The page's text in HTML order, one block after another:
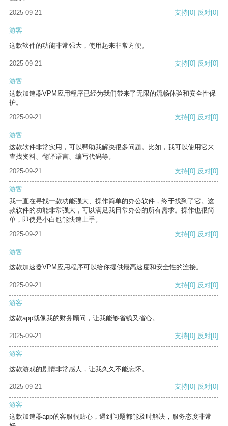
2025-09-21
支持[0] 反对[0]
游客
这款软件的功能非常强大，使用起来非常方便。
2025-09-21 支持[0] 反对[0]
游客
这款加速器VPM应用程序已经为我们带来了无限的流畅体验和安全性保
护。
2025-09-21
支持[0] 反对[0]
游客
这款软件非常实用，可以帮助我解决很多问题。比如，我可以使用它来
查找资料、翻译语言、编写代码等。
2025-09-21
支持[0] 反对[0]
游客
我一直在寻找一款功能强大、操作简单的办公软件，终于找到了它。这
款软件的功能非常强大，可以满足我日常办公的所有需求。操作也很简
单，即使是小白也能快速上手。
2025-09-21
支持[0] 反对[0]
游客
这款加速器VPM应用程序可以给你提供最高速度和安全性的连接。
2025-09-21 支持[0] 反对[0]
游客
这款app就像我的财务顾问，让我能够省钱又省心。
2025-09-21 支持[0] 反对[0]
游客
这款游戏的剧情非常感人，让我久久不能忘怀。
2025-09-21 支持[0] 反对[0]
游客
这款加速器app的客服很贴心，遇到问题都能及时解决，服务态度非常